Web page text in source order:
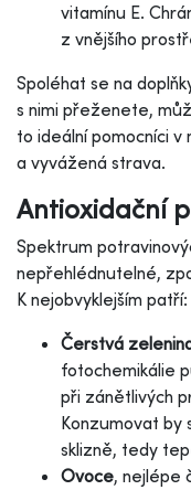
vitamínu E.
z vnějšího
Spoléhat se na
s nimi přeženete,
to ideální pomocníci
a vyvážená strava.
Antioxidační
Spektrum
nepřehlédnutelné,
K nejobvyklejším patří:
Čerstvá
fotochemikálie
při zánětlivých
Konzumovat by
sklizně, tedy
Ovoce, nejlépe